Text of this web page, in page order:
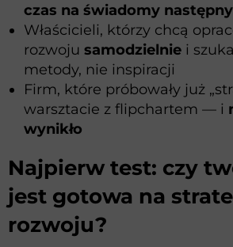
czas na świadomy
Właścicieli, którzy chcą
rozwoju samodzielnie i
metody, nie inspiracji
Firm, które próbowały już
warsztacie z flipchartem — i
wynikło
Najpierw test: czy
jest gotowa na
rozwoju?